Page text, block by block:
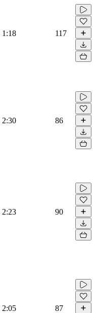
1:18 117
2:30 86
2:23 90
2:05 87